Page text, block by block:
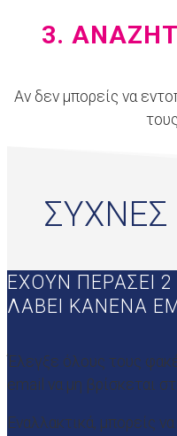
3.
Αν δεν μπορείς να
ΣΥΧΝΕΣ
ΕΧΟΥΝ ΠΕΡΑΣΕΙ 2
ΛΑΒΕΙ ΚΑΝΕΝΑ
Έλεγξε όλους τους
email να μη βρίσκεται
Εναλλακτικά, μπορείς